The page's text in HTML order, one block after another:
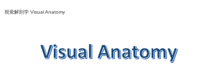
視覚解剖学 Visual Anatomy